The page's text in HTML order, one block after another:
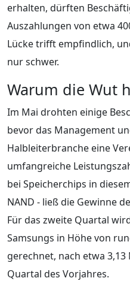
erhalten, dürften
Auszahlungen von etwa
Lücke trifft empfindlich,
nur schwer.
Warum die Wut
Im Mai drohten einige
bevor das Management
Halbleiterbranche eine
umfangreiche
bei Speicherchips in
NAND - ließ die Gewinne
Für das zweite Quartal
Samsungs in Höhe von
gerechnet, nach etwa
Quartal des Vorjahres.